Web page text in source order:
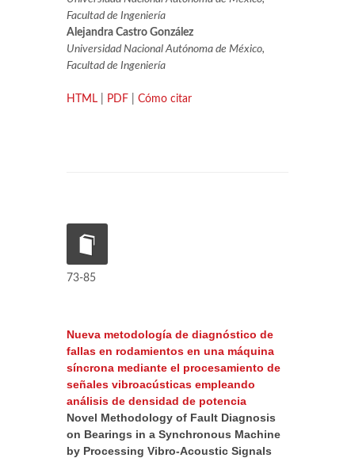
Facultad de Ingeniería
Alejandra Castro González
Universidad Nacional Autónoma de México,
Facultad de Ingeniería
HTML PDF Cómo citar
73-85
Nueva metodología de diagnóstico de
fallas en rodamientos en una máquina
síncrona mediante el procesamiento de
señales vibroacústicas empleando
análisis de densidad de potencia
Novel Methodology of Fault Diagnosis
on Bearings in a Synchronous Machine
by Processing Vibro-Acoustic Signals